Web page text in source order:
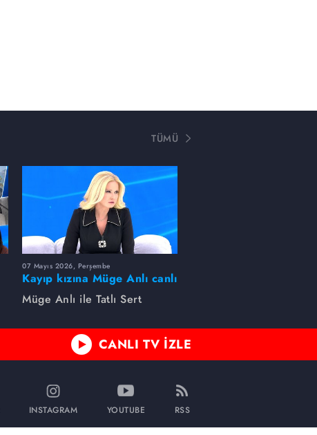
TÜMÜ
07 Mayıs 2026, Perşembe
Kayıp kızına Müge Anlı canlı
yayında kavuştu
Müge Anlı ile Tatlı Sert
CANLI TV İZLE
INSTAGRAM YOUTUBE RSS